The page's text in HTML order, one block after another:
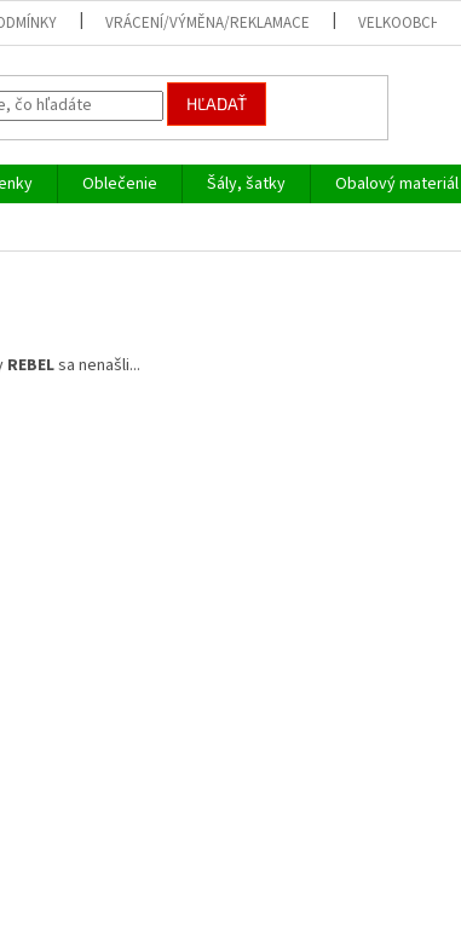
VRÁCENÍ/VÝMĚNA/REKLAMACE VELKOOBCHOD
HĽADAŤ
Oblečenie Šály, šatky Obalový materiál
REBELsa nenašli...